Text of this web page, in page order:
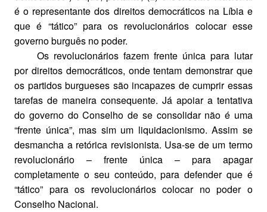
é o representante dos direitos democráticos na Líbia e
que é “tático” para os revolucionários colocar esse
governo burguês no poder.
Os revolucionários fazem frente única para lutar
por direitos democráticos, onde tentam demonstrar que
os partidos burgueses são incapazes de cumprir essas
tarefas de maneira consequente. Já apoiar a tentativa
do governo do Conselho de se consolidar não é uma
“frente única”, mas sim um liquidacionismo. Assim se
desmancha a retórica revisionista. Usa-se de um termo
revolucionário – frente única – para apagar
completamente o seu conteúdo, para defender que é
“tático” para os revolucionários colocar no poder o
Conselho Nacional.